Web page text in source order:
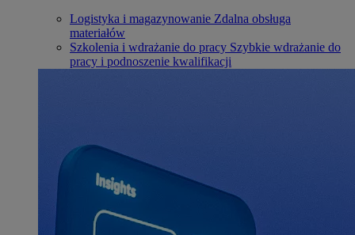
Logistyka i magazynowanie Zdalna obsługa
materiałów
Szkolenia i wdrażanie do pracy Szybkie wdrażanie do
pracy i podnoszenie kwalifikacji